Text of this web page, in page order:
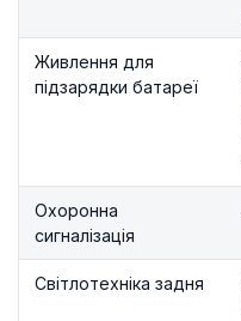
Живлення для
підзарядки батареї
Охоронна
сигналізація
Світлотехніка задня